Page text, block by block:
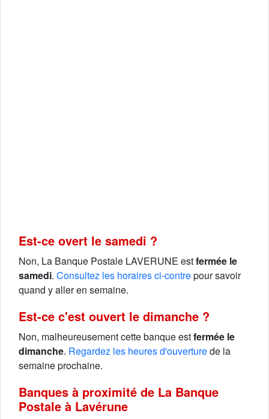
Est-ce overt le samedi ?
Non, La Banque Postale LAVERUNE estfermée le
samedi. Consultez les horaires ci-contrepour savoir
quand y aller en semaine.
Est-ce c'est ouvert le dimanche ?
Non, malheureusement cette banque estfermée le
dimanche. Regardez les heures d'ouverturede la
semaine prochaine.
Banques à proximité de La Banque
Postale à Lavérune